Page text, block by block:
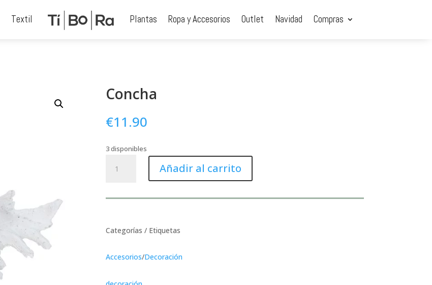
Textil Plantas Ropa y Accesorios Outlet Navidad Compras
Concha
€11.90
3 disponibles
cantidad
Añadir al carrito
Categorías / Etiquetas
Accesorios/Decoración